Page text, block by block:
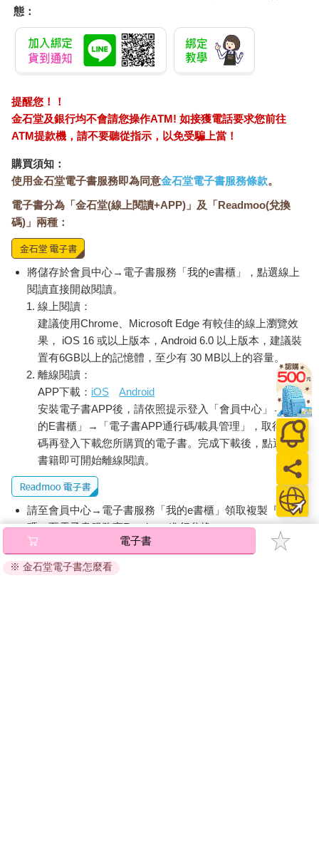
態：
提醒您！！
金石堂及銀行均不會請您操作ATM! 如接獲電話要求您前往
ATM提款機，請不要聽從指示，以免受騙上當！
購買須知：
使用金石堂電子書服務即為同意金石堂電子書服務條款。
電子書分為「金石堂(線上閱讀+APP)」及「Readmoo(兌換
碼)」兩種：
將儲存於會員中心→電子書服務「我的e書櫃」，點選線上
閱讀直接開啟閱讀。
線上閱讀：
建議使用Chrome、Microsoft Edge 有較佳的線上瀏覽效
果， iOS 16 或以上版本，Android 6.0 以上版本，建議裝
置有6GB以上的記憶體，至少有 30 MB以上的容量。
離線閱讀：
APP下載： iOS
Android
安裝電子書APP後，請依照提示登入「會員中心」→「我
的E書櫃」→「電子書APP通行碼/載具管理」，取得通行
碼再登入下載您所購買的電子書。完成下載後，點選任一
書籍即可開始離線閱讀。
請至會員中心→電子書服務「我的e書櫃」領取複製『兌換
碼』至電子書服務商Readmoo進行兌換。
退換貨須知：
因版權保護，您在金石堂所購買的電子書僅能以金石堂專屬
電子書
※ 金石堂電子書怎麼看